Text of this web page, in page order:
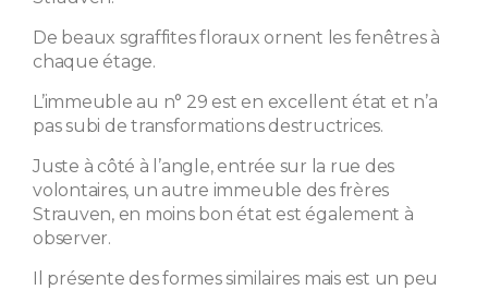
De beaux sgraffites floraux ornent les fenêtres à
chaque étage.
L’immeuble au n° 29 est en excellent état et n’a
pas subi de transformations destructrices.
Juste à côté à l’angle, entrée sur la rue des
volontaires, un autre immeuble des frères
Strauven, en moins bon état est également à
observer.
Il présente des formes similaires mais est un peu